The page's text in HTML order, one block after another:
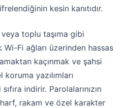
kesin kanıtıdır.
toplu taşıma gibi
Fi ağları üzerinden hassas
kaçınmak ve şahsi
yazılımları
indirir. Parolalarınızın
harf, rakam ve özel karakter